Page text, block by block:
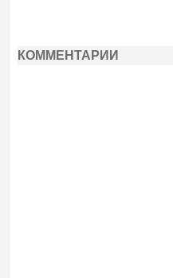
КОММЕНТАРИИ